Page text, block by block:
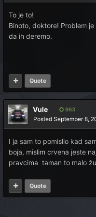
To je to!
Binoto, doktore! Problem
da ih deremo.
Quote
Vule 963
Posted September 8,
I ja sam to pomislio kad
boja, mislim crvena jeste
pravcima taman to malo
Quote